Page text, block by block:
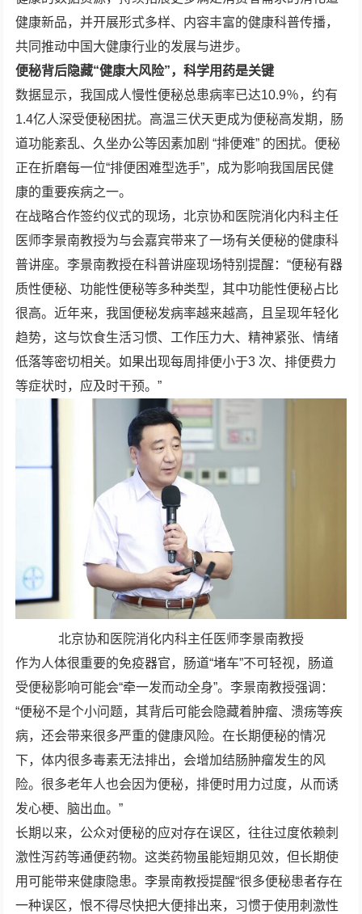
健康新品，并开展形式多样、内容丰富的健康科普传播，
共同推动中国大健康行业的发展与进步。
便秘背后隐藏“健康大风险”，科学用药是关键
数据显示，我国成人慢性便秘总患病率已达10.9％，约有
1.4亿人深受便秘困扰。高温三伏天更成为便秘高发期，肠
道功能紊乱、久坐办公等因素加剧 “排便难” 的困扰。便秘
正在折磨每一位“排便困难型选手”，成为影响我国居民健
康的重要疾病之一。
在战略合作签约仪式的现场，北京协和医院消化内科主任
医师李景南教授为与会嘉宾带来了一场有关便秘的健康科
普讲座。李景南教授在科普讲座现场特别提醒：“便秘有器
质性便秘、功能性便秘等多种类型，其中功能性便秘占比
很高。近年来，我国便秘发病率越来越高，且呈现年轻化
趋势，这与饮食生活习惯、工作压力大、精神紧张、情绪
低落等密切相关。如果出现每周排便小于3 次、排便费力
等症状时，应及时干预。”
北京协和医院消化内科主任医师李景南教授
作为人体很重要的免疫器官，肠道“堵车”不可轻视，肠道
受便秘影响可能会“牵一发而动全身”。李景南教授强调：
“便秘不是个小问题，其背后可能会隐藏着肿瘤、溃疡等疾
病，还会带来很多严重的健康风险。在长期便秘的情况
下，体内很多毒素无法排出，会增加结肠肿瘤发生的风
险。很多老年人也会因为便秘，排便时用力过度，从而诱
发心梗、脑出血。”
长期以来，公众对便秘的应对存在误区，往往过度依赖刺
激性泻药等通便药物。这类药物虽能短期见效，但长期使
用可能带来健康隐患。李景南教授提醒“很多便秘患者存在
一种误区，恨不得尽快把大便排出来，习惯于使用刺激性